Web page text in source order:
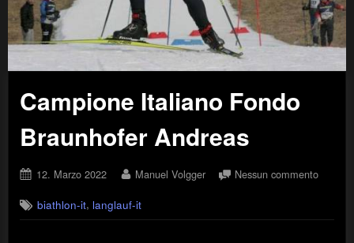
Campione Italiano Fondo
Braunhofer Andreas
Posted
12. Marzo 2022 By
Manuel Volgger Nessun commentosu
Fondo
biathlon-it, langlauf-it